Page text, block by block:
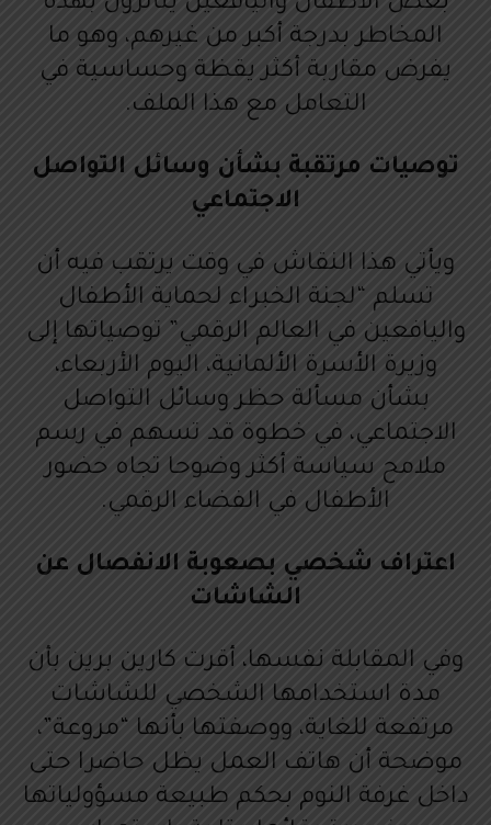
المخاطر بدرجة أكبر من غيرهم، وهو ما
يفرض مقاربة أكثر يقظة وحساسية في
التعامل مع هذا الملف.
توصيات مرتقبة بشأن وسائل التواصل
الاجتماعي
ويأتي هذا النقاش في وقت يرتقب فيه أن
تسلم “لجنة الخبراء لحماية الأطفال
واليافعين في العالم الرقمي” توصياتها إلى
وزيرة الأسرة الألمانية، اليوم الأربعاء،
بشأن مسألة حظر وسائل التواصل
الاجتماعي، في خطوة قد تسهم في رسم
ملامح سياسة أكثر وضوحا تجاه حضور
الأطفال في الفضاء الرقمي.
اعتراف شخصي بصعوبة الانفصال عن
الشاشات
وفي المقابلة نفسها، أقرت كارين برين بأن
مدة استخدامها الشخصي للشاشات
مرتفعة للغاية، ووصفتها بأنها “مروعة”،
موضحة أن هاتف العمل يظل حاضرا حتى
داخل غرفة النوم بحكم طبيعة مسؤولياتها